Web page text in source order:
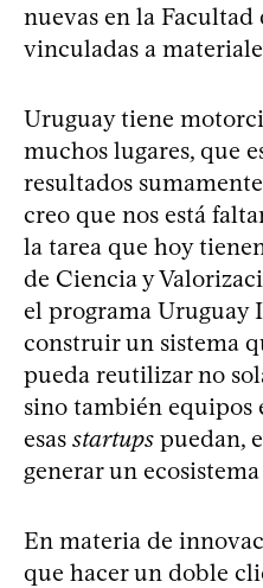
nuevas en la
vinculadas a
Uruguay tiene
muchos lugares, que
resultados
creo que nos está
la tarea que hoy
de Ciencia y
el programa Uruguay
construir un sistema
pueda reutilizar no
sino también equipos
esas startups puedan,
generar un
En materia de
que hacer un doble